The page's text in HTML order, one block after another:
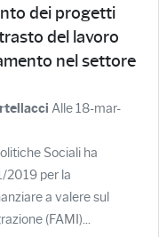
dei progetti
del lavoro
nel settore
Alle 18-mar-
Sociali ha
2019 per la
a valere sul
(FAMI)...